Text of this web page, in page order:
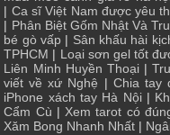
| Ca sĩ Việt Nam được yêu
| Phân Biệt Gốm Nhật Và
bé gò vấp | Sân khấu hài
TPHCM | Loại sơn gel tốt
Liên Minh Huyền Thoại|
viết về xứ Nghệ | Chia tay
iPhone xách tay Hà Nội|
Cẩm Cù |Xem tarot có
Xăm Bong Nhanh Nhất |